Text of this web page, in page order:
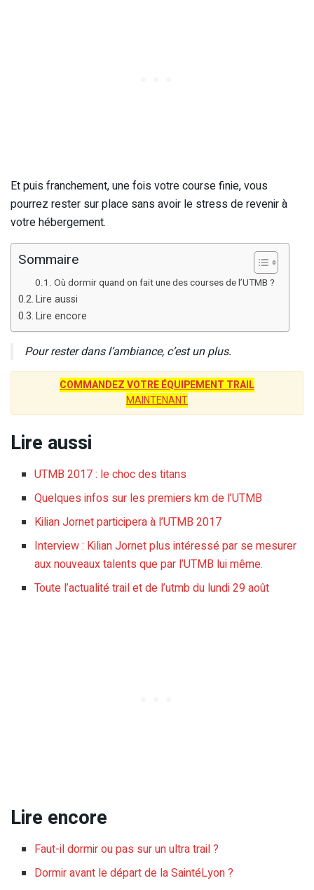
Et puis franchement, une fois votre course finie, vous
pourrez rester sur place sans avoir le stress de revenir à
votre hébergement.
Sommaire
Où dormir quand on fait une des courses de l’UTMB ?
Lire aussi
Lire encore
Pour rester dans l’ambiance, c’est un plus.
COMMANDEZ VOTRE ÉQUIPEMENT TRAIL
MAINTENANT
Lire aussi
UTMB 2017 : le choc des titans
Quelques infos sur les premiers km de l’UTMB
Kilian Jornet participera à l’UTMB 2017
Interview : Kilian Jornet plus intéressé par se mesurer
aux nouveaux talents que par l’UTMB lui même.
Toute l’actualité trail et de l’utmb du lundi 29 août
Lire encore
Faut-il dormir ou pas sur un ultra trail ?
Dormir avant le départ de la SaintéLyon ?